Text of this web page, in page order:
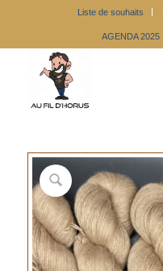
Liste de souhaits
AGENDA 2025